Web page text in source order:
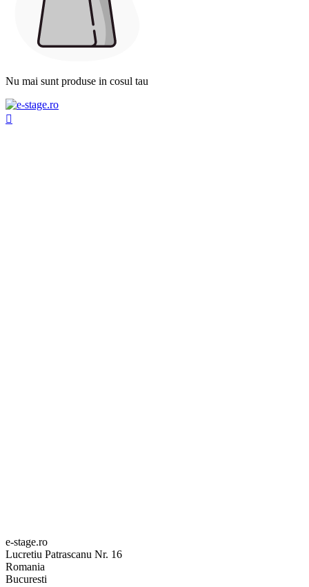
Nu mai sunt produse in cosul tau

e-stage.ro
Lucretiu Patrascanu Nr. 16
Romania
Bucuresti